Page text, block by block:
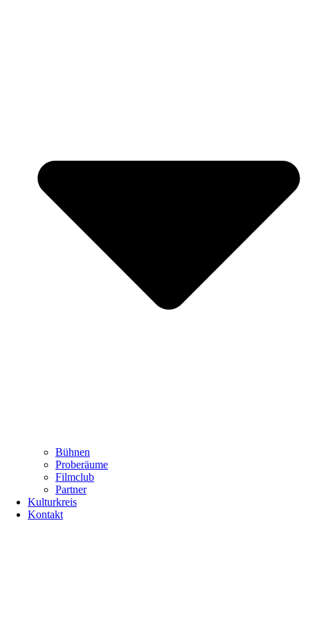
Bühnen
Proberäume
Filmclub
Partner
Kulturkreis
Kontakt